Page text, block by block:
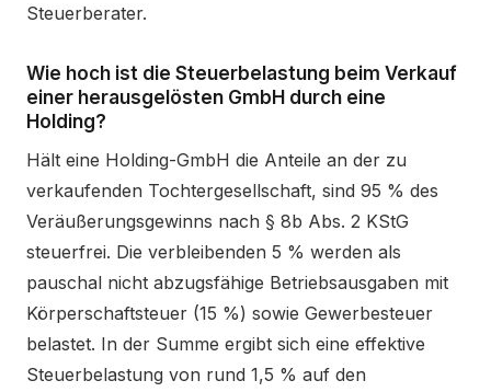
Steuerberater.
Wie hoch ist die Steuerbelastung beim Verkauf
einer herausgelösten GmbH durch eine
Holding?
Hält eine Holding-GmbH die Anteile an der zu
verkaufenden Tochtergesellschaft, sind 95 % des
Veräußerungsgewinns nach § 8b Abs. 2 KStG
steuerfrei. Die verbleibenden 5 % werden als
pauschal nicht abzugsfähige Betriebsausgaben mit
Körperschaftsteuer (15 %) sowie Gewerbesteuer
belastet. In der Summe ergibt sich eine effektive
Steuerbelastung von rund 1,5 % auf den